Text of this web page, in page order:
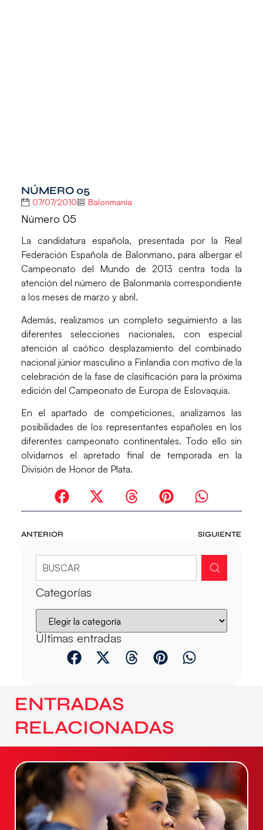
NÚMERO 05
07/07/2010 Balonmanía
Número 05
La candidatura española, presentada por la Real
Federación Española de Balonmano, para albergar el
Campeonato del Mundo de 2013 centra toda la
atención del número de Balonmanía correspondiente
a los meses de marzo y abril.
Además, realizamos un completo seguimiento a las
diferentes selecciones nacionales, con especial
atención al caótico desplazamiento del combinado
nacional júnior masculino a Finlandia con motivo de la
celebración de la fase de clasificación para la próxima
edición del Campeonato de Europa de Eslovaquia.
En el apartado de competiciones, analizamos las
posibilidades de los representantes españoles en los
diferentes campeonato continentales. Todo ello sin
olvidarnos el apretado final de temporada en la
División de Honor de Plata.
ANTERIOR SIGUIENTE
Categorías
Últimas entradas
ENTRADAS
RELACIONADAS